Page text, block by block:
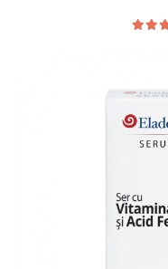
Creme contur ochi
Produse pentru curatare